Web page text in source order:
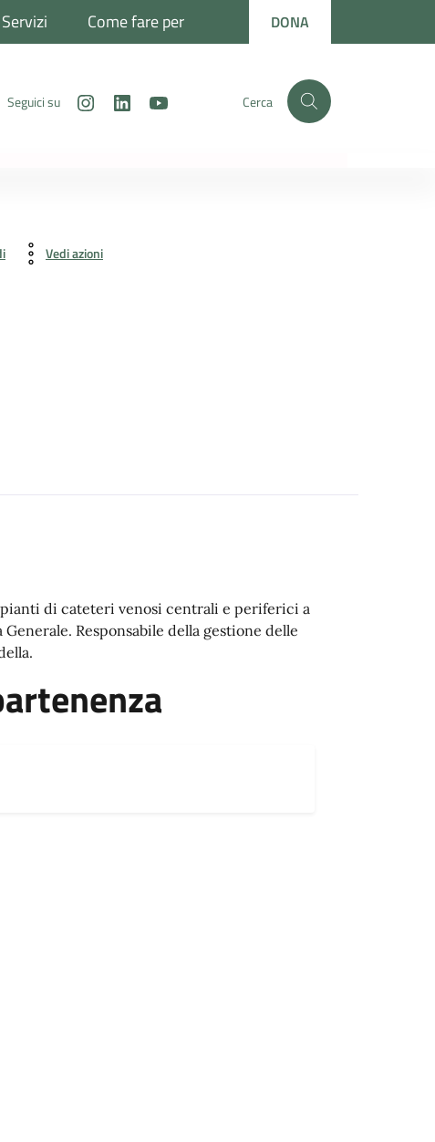
Servizi Come fare per DONA
Seguici su Instagram
LinkedIn Cerca
Vedi azioni
di cateteri venosi centrali e periferici a
Responsabile della gestione delle